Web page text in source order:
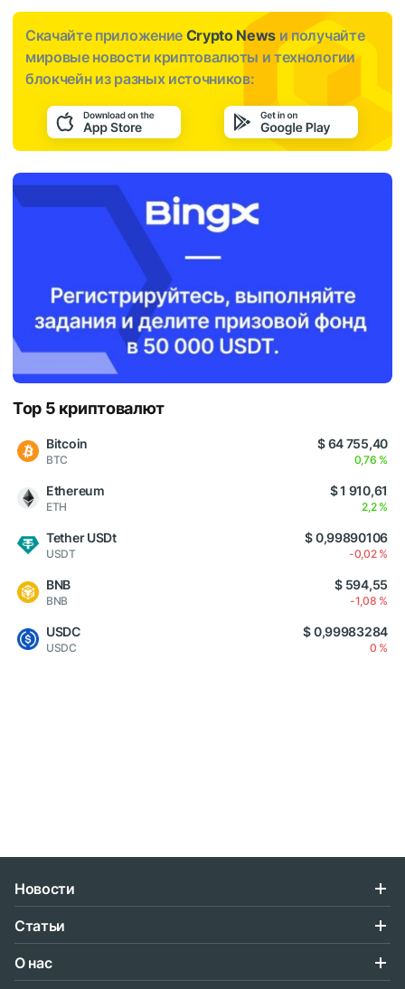
Скачайте приложение Crypto News и получайте
мировые новости криптовалюты и технологии
блокчейн из разных источников:
Top 5 криптовалют
Bitcoin
BTC
$ 64 755,40
0,76 %
Ethereum
ETH
$ 1 910,61
2,2 %
Tether USDt
USDT
$ 0,99890106
-0,02 %
BNB
BNB
$ 594,55
-1,08 %
USDC
USDC
$ 0,99983284
0 %
Новости
Статьи
О нас